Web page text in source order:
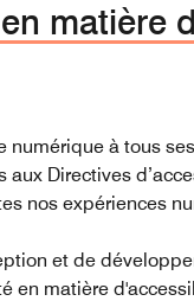
matière
numérique à tous
Directives
nos expériences
et de
en matière